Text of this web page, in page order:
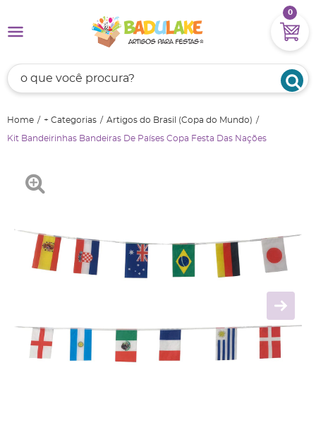
0
Home + Categorias Artigos do Brasil (Copa do Mundo)
Kit Bandeirinhas Bandeiras De Países Copa Festa Das Nações